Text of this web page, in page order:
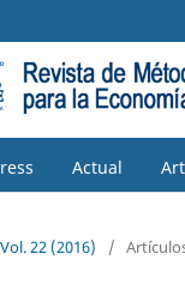
Actual
Vol. 22 (2016) /